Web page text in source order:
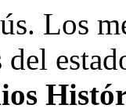
Los
del